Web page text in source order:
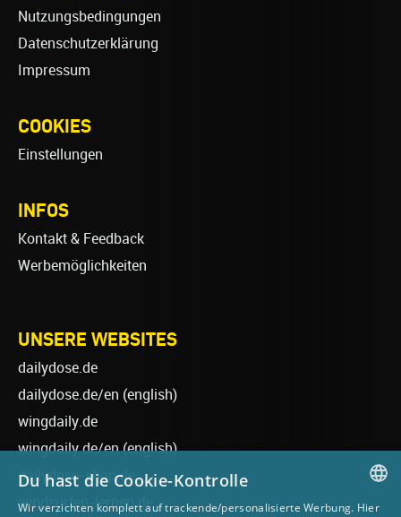
Nutzungsbedingungen
Datenschutzerklärung
Impressum
COOKIES
Einstellungen
INFOS
Kontakt & Feedback
Werbemöglichkeiten
UNSERE WEBSITES
dailydose.de
dailydose.de/en (english)
wingdaily.de
wingdaily.de/en(english)
dailydose-shop.de
windsurfen-lernen.de
Du hast die Cookie-Kontrolle
Wir verzichten komplett auf trackende/personalisierte Werbung. Hier